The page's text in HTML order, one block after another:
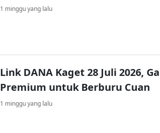
1 minggu yang lalu
Link DANA Kaget 28 Juli 2026,
Premium untuk Berburu Cuan
1 minggu yang lalu